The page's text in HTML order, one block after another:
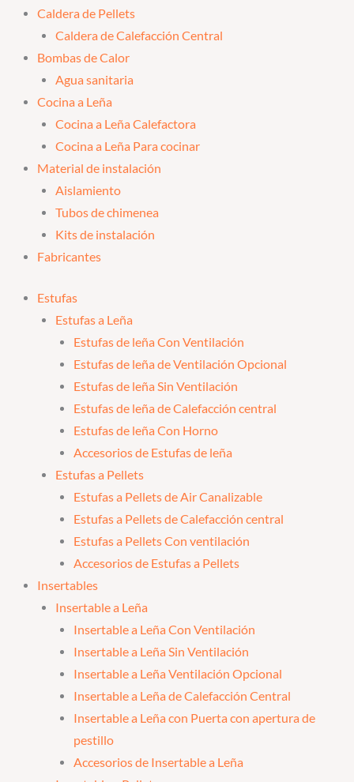
Caldera de Pellets
Caldera de Calefacción Central
Bombas de Calor
Agua sanitaria
Cocina a Leña
Cocina a Leña Calefactora
Cocina a Leña Para cocinar
Material de instalación
Aislamiento
Tubos de chimenea
Kits de instalación
Fabricantes
Estufas
Estufas a Leña
Estufas de leña Con Ventilación
Estufas de leña de Ventilación Opcional
Estufas de leña Sin Ventilación
Estufas de leña de Calefacción central
Estufas de leña Con Horno
Accesorios de Estufas de leña
Estufas a Pellets
Estufas a Pellets de Air Canalizable
Estufas a Pellets de Calefacción central
Estufas a Pellets Con ventilación
Accesorios de Estufas a Pellets
Insertables
Insertable a Leña
Insertable a Leña Con Ventilación
Insertable a Leña Sin Ventilación
Insertable a Leña Ventilación Opcional
Insertable a Leña de Calefacción Central
Insertable a Leña con Puerta con apertura de
pestillo
Accesorios de Insertable a Leña